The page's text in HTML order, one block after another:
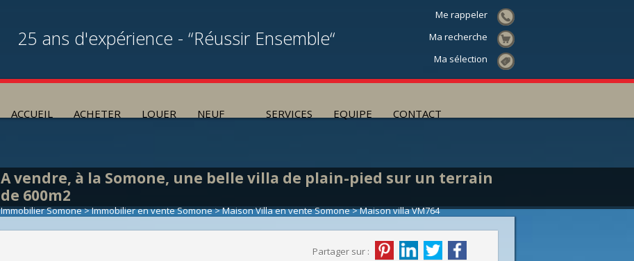
ACCUEIL ACHETER LOUER NEUF SERVICES EQUIPE CONTACT
Me rappeler
Ma recherche
Ma sélection
25 ans d'expérience - “Réussir Ensemble“
A vendre, à la Somone, une belle villa de plain-pied sur un terrain
de 600m2
Immobilier Somone>Immobilier en vente Somone>Maison Villa en vente Somone> Maison villa VM764
Partager sur :